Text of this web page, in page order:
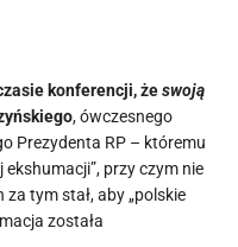
konferencji, żeswoją
, ówczesnego
Prezydenta RP – któremu
ekshumacji”, przy czym nie
tym stał, aby „polskie
została